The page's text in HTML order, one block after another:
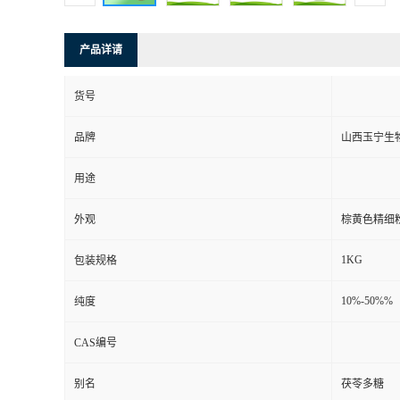
产品详请
货号
品牌 山西玉宁生
用途
外观 棕黄色精细
包装规格 1KG
纯度 10%-50%%
CAS编号
别名 茯苓多糖